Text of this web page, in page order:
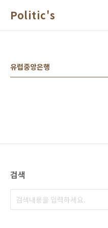
Politic's
유럽중앙은행
검색